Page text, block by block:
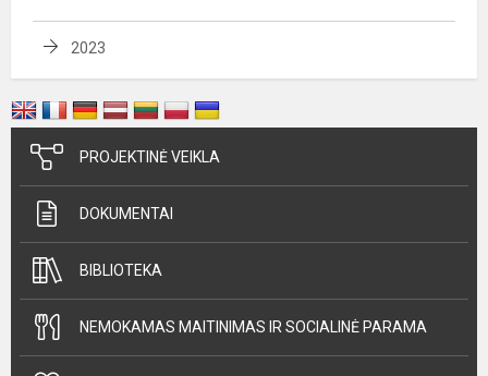
2023
PROJEKTINĖ VEIKLA
DOKUMENTAI
BIBLIOTEKA
NEMOKAMAS MAITINIMAS IR SOCIALINĖ PARAMA